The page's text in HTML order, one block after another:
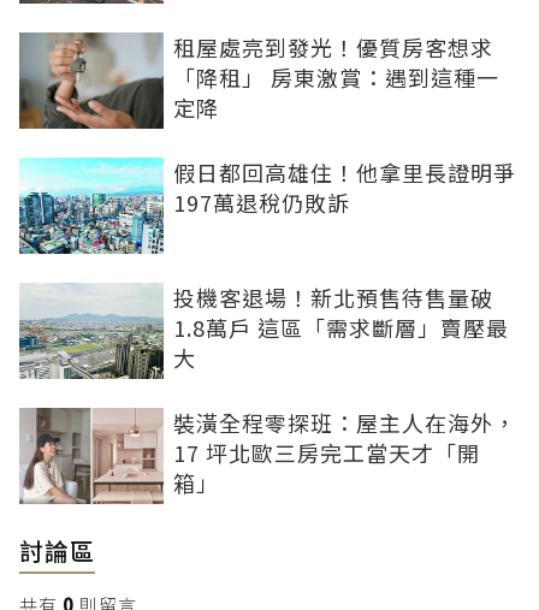
租屋處亮到發光！優質房客想求
「降租」 房東激賞：遇到這種一
定降
假日都回高雄住！他拿里長證明爭
197萬退稅仍敗訴
投機客退場！新北預售待售量破
1.8萬戶 這區「需求斷層」賣壓最
大
裝潢全程零探班：屋主人在海外，
17 坪北歐三房完工當天才「開
箱」
討論區